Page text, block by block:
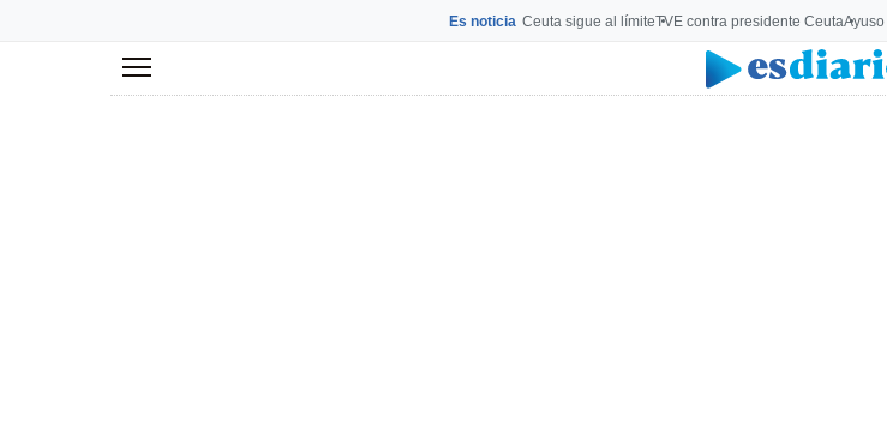
Es noticia Ceuta sigue al límiteTVE contra presidente Ceuta
Menú